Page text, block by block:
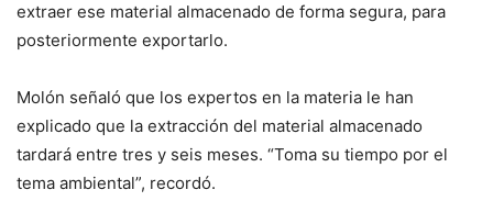
extraer ese material almacenado de forma segura, para
posteriormente exportarlo.
Molón señaló que los expertos en la materia le han
explicado que la extracción del material almacenado
tardará entre tres y seis meses. “Toma su tiempo por el
tema ambiental”, recordó.